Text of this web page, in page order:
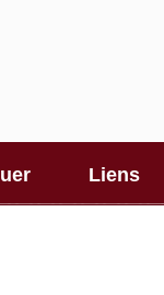
Liens